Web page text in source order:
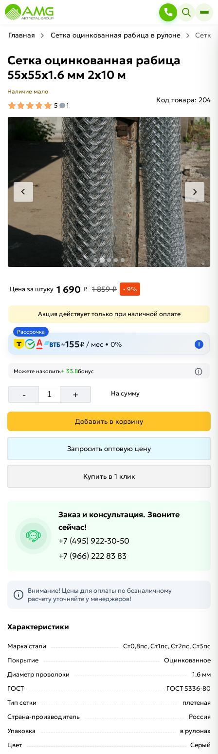
Главная Сетка оцинкованная рабица в рулоне Сетка
Сетка оцинкованная рабица
55х55х1.6 мм 2х10 м
Наличие мало
5 1
Код товара: 204
Цена за штуку 1 690 ₽ 1 859 ₽ - 9%
Акция действует только при наличной оплате
Рассрочка
≈155₽ / мес • 0% !
Можете накопить+ 33.8бонус
- + На сумму
Добавить в корзину
Запросить оптовую цену
Купить в 1 клик
Заказ и консультация. Звоните
сейчас!
+7 (495) 922-30-50
+7 (966) 222 83 83
Внимание! Цены для оплаты по безналичному
расчету уточняйте у менеджеров!
Характеристики
Марка стали
Ст0,8пс, Ст1пс, Ст2пс, Ст3пс
Покрытие
Оцинкованное
Диаметр проволоки
1.6 мм
ГОСТ
ГОСТ 5336-80
Тип сетки
плетеная
Страна-производитель
Россия
Упаковка
в рулонах
Цвет
Серый